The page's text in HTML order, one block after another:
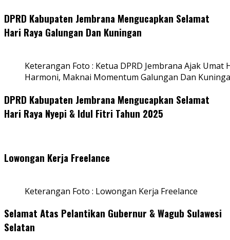
DPRD Kabupaten Jembrana Mengucapkan Selamat
Hari Raya Galungan Dan Kuningan
Keterangan Foto : Ketua DPRD Jembrana Ajak
Harmoni, Maknai Momentum Galungan Dan
DPRD Kabupaten Jembrana Mengucapkan Selamat
Hari Raya Nyepi & Idul Fitri Tahun 2025
Lowongan Kerja Freelance
Keterangan Foto : Lowongan Kerja Freelance
Selamat Atas Pelantikan Gubernur & Wagub Sulawesi
Selatan